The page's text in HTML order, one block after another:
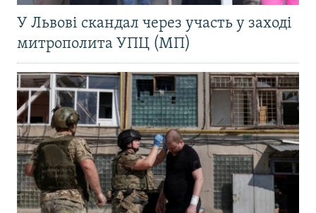
У Львові скандал через участь у заході
митрополита УПЦ (МП)